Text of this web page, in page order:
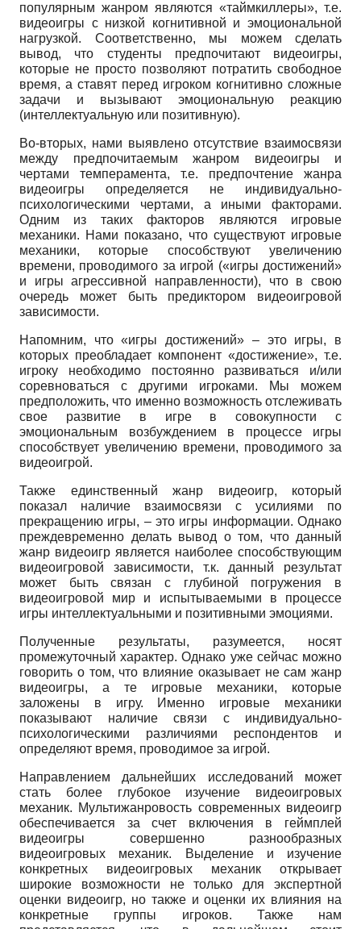
популярным жанром являются «таймкиллеры», т.е.
видеоигры с низкой когнитивной и эмоциональной
нагрузкой. Соответственно, мы можем сделать
вывод, что студенты предпочитают видеоигры,
которые не просто позволяют потратить свободное
время, а ставят перед игроком когнитивно сложные
задачи и вызывают эмоциональную реакцию
(интеллектуальную или позитивную).
Во-вторых, нами выявлено отсутствие взаимосвязи
между предпочитаемым жанром видеоигры и
чертами темперамента, т.е. предпочтение жанра
видеоигры определяется не индивидуально-
психологическими чертами, а иными факторами.
Одним из таких факторов являются игровые
механики. Нами показано, что существуют игровые
механики, которые способствуют увеличению
времени, проводимого за игрой («игры достижений»
и игры агрессивной направленности), что в свою
очередь может быть предиктором видеоигровой
зависимости.
Напомним, что «игры достижений» – это игры, в
которых преобладает компонент «достижение», т.е.
игроку необходимо постоянно развиваться и/или
соревноваться с другими игроками. Мы можем
предположить, что именно возможность отслеживать
свое развитие в игре в совокупности с
эмоциональным возбуждением в процессе игры
способствует увеличению времени, проводимого за
видеоигрой.
Также единственный жанр видеоигр, который
показал наличие взаимосвязи с усилиями по
прекращению игры, – это игры информации. Однако
преждевременно делать вывод о том, что данный
жанр видеоигр является наиболее способствующим
видеоигровой зависимости, т.к. данный результат
может быть связан с глубиной погружения в
видеоигровой мир и испытываемыми в процессе
игры интеллектуальными и позитивными эмоциями.
Полученные результаты, разумеется, носят
промежуточный характер. Однако уже сейчас можно
говорить о том, что влияние оказывает не сам жанр
видеоигры, а те игровые механики, которые
заложены в игру. Именно игровые механики
показывают наличие связи с индивидуально-
психологическими различиями респондентов и
определяют время, проводимое за игрой.
Направлением дальнейших исследований может
стать более глубокое изучение видеоигровых
механик. Мультижанровость современных видеоигр
обеспечивается за счет включения в геймплей
видеоигры совершенно разнообразных
видеоигровых механик. Выделение и изучение
конкретных видеоигровых механик открывает
широкие возможности не только для экспертной
оценки видеоигр, но также и оценки их влияния на
конкретные группы игроков. Также нам